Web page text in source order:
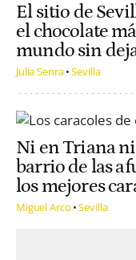
El sitio de
el chocolate
mundo sin
Julia Senra Sevilla
Ni en Triana ni
barrio de las
los mejores
Miguel Arco Sevilla